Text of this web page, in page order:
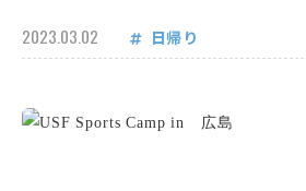
2023.03.02 日帰り